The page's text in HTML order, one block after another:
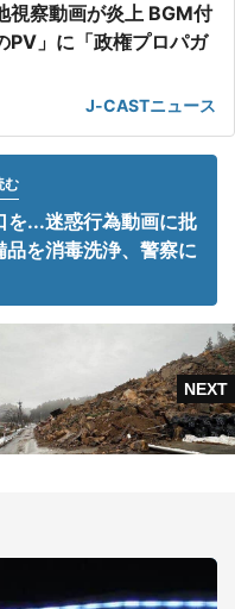
視察動画が炎上 BGM付
PV」に「政権プロパガ
J-CASTニュース
む
を...迷惑行為動画に批
を消毒洗浄、警察に